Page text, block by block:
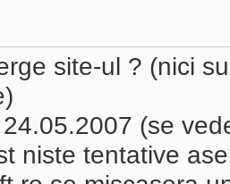
site-ul ? (nici
24.05.2007 (se
niste tentative